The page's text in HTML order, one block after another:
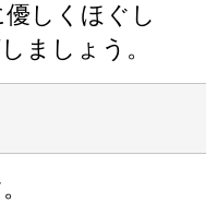
しくほぐし
ましょう。